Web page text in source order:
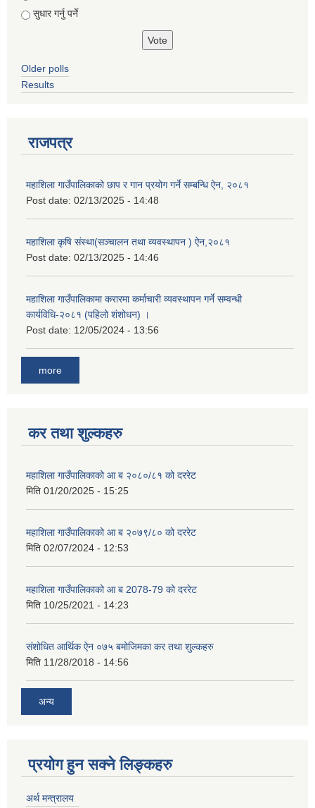
सुधार गर्नु पर्ने
Older polls
Results
राजपत्र
महाशिला गाउँपालिकाको छाप र गान प्रयोग गर्ने सम्बन्धि ऐन, २०८१
Post date: 02/13/2025 - 14:48
महाशिला कृषि संस्था(सञ्चालन तथा व्यवस्थापन ) ऐन,२०८१
Post date: 02/13/2025 - 14:46
महाशिला गाउँपालिकामा करारमा कर्माचारी व्यवस्थापन गर्ने सम्वन्धी
कार्यविधि-२०८१ (पहिलो शंशोधन) ।
Post date: 12/05/2024 - 13:56
more
कर तथा शुल्कहरु
महाशिला गाउँपालिकाको आ ब २०८०/८१ को दररेट
मिति 01/20/2025 - 15:25
महाशिला गाउँपालिकाको आ ब २०७९/८० को दररेट
मिति 02/07/2024 - 12:53
महाशिला गाउँपालिकाको आ ब 2078-79 को दररेट
मिति 10/25/2021 - 14:23
संशोधित आर्थिक ऐन ०७५ बमोजिमका कर तथा शुल्कहरु
मिति 11/28/2018 - 14:56
अन्य
प्रयोग हुन सक्ने लिङ्कहरु
अर्थ मन्त्रालय